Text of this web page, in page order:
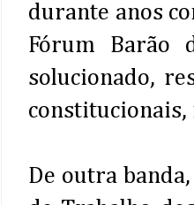
durante anos
Fórum Barão
solucionado,
De outra